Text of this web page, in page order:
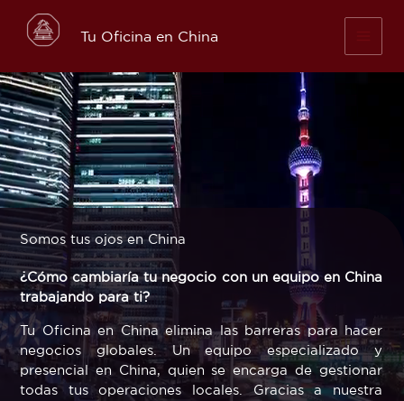
content
Tu Oficina en China
Somos tus ojos en China
¿Cómo cambiaría tu negocio con un equipo en China
trabajando para ti?
Tu Oficina en China elimina las barreras para hacer
negocios globales. Un equipo especializado y
presencial en China, quien se encarga de gestionar
todas tus operaciones locales. Gracias a nuestra